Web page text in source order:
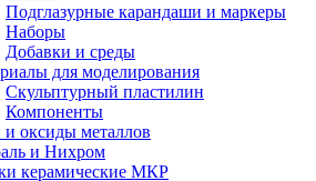
Подглазурные карандаши и маркеры
Наборы
Добавки и среды
для моделирования
Скульптурный пластилин
Компоненты
оксиды металлов
и Нихром
керамические МКР